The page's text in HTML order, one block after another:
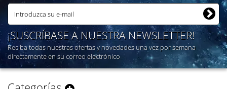
¡SUSCRÍBASE A NUESTRA NEWSLETTER!
Reciba todas nuestras ofertas y novedades una vez por semana
directamente en su correo electrónico